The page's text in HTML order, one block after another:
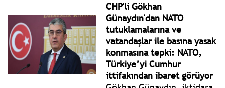
yok edildi.
CHP'li Gökhan
Günaydın'dan NATO
tutuklamalarına ve
vatandaşlar ile basına yasak
konmasına tepki: NATO,
Türkiye’yi Cumhur
ittifakından ibaret görüyor